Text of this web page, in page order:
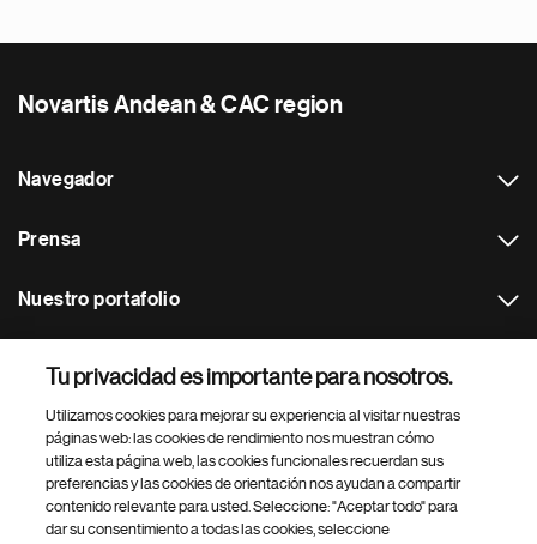
Novartis Andean & CAC region
Navegador
Prensa
Nuestro portafolio
Footer Site Search
Tu privacidad es importante para nosotros.
Utilizamos cookies para mejorar su experiencia al visitar nuestras
páginas web: las cookies de rendimiento nos muestran cómo
utiliza esta página web, las cookies funcionales recuerdan sus
preferencias y las cookies de orientación nos ayudan a compartir
contenido relevante para usted. Seleccione: "Aceptar todo" para
dar su consentimiento a todas las cookies, seleccione